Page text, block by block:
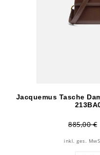
Jacquemus Tasche
885,00 €
inkl. ges.